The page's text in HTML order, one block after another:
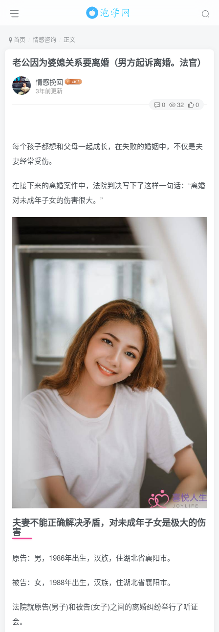
首页 情感咨询 正文
老公因为婆媳关系要离婚（男方起诉离婚。法官）
情感挽回
3年前更新
0 32 0
每个孩子都想和父母一起成长，在失败的婚姻中，不仅是夫
妻经常受伤。
在接下来的离婚案件中，法院判决写下了这样一句话：“离婚
对未成年子女的伤害很大。”
夫妻不能正确解决矛盾，对未成年子女是极大的伤
害
原告：男，1986年出生，汉族，住湖北省襄阳市。
被告：女，1988年出生，汉族，住湖北省襄阳市。
法院就原告(男子)和被告(女子)之间的离婚纠纷举行了听证
会。